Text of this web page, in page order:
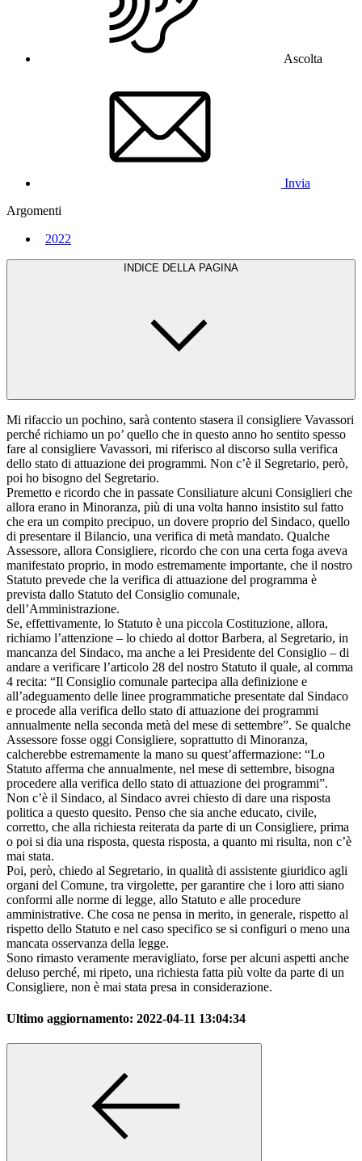
Ascolta
Invia
Argomenti
2022
INDICE DELLA PAGINA
Mi rifaccio un pochino, sarà contento stasera il consigliere Vavassori
perché richiamo un po’ quello che in questo anno ho sentito spesso
fare al consigliere Vavassori, mi riferisco al discorso sulla verifica
dello stato di attuazione dei programmi. Non c’è il Segretario, però,
poi ho bisogno del Segretario.
Premetto e ricordo che in passate Consiliature alcuni Consiglieri che
allora erano in Minoranza, più di una volta hanno insistito sul fatto
che era un compito precipuo, un dovere proprio del Sindaco, quello
di presentare il Bilancio, una verifica di metà mandato. Qualche
Assessore, allora Consigliere, ricordo che con una certa foga aveva
manifestato proprio, in modo estremamente importante, che il nostro
Statuto prevede che la verifica di attuazione del programma è
prevista dallo Statuto del Consiglio comunale,
dell’Amministrazione.
Se, effettivamente, lo Statuto è una piccola Costituzione, allora,
richiamo l’attenzione – lo chiedo al dottor Barbera, al Segretario, in
mancanza del Sindaco, ma anche a lei Presidente del Consiglio – di
andare a verificare l’articolo 28 del nostro Statuto il quale, al comma
4 recita: “Il Consiglio comunale partecipa alla definizione e
all’adeguamento delle linee programmatiche presentate dal Sindaco
e procede alla verifica dello stato di attuazione dei programmi
annualmente nella seconda metà del mese di settembre”. Se qualche
Assessore fosse oggi Consigliere, soprattutto di Minoranza,
calcherebbe estremamente la mano su quest’affermazione: “Lo
Statuto afferma che annualmente, nel mese di settembre, bisogna
procedere alla verifica dello stato di attuazione dei programmi”.
Non c’è il Sindaco, al Sindaco avrei chiesto di dare una risposta
politica a questo quesito. Penso che sia anche educato, civile,
corretto, che alla richiesta reiterata da parte di un Consigliere, prima
o poi si dia una risposta, questa risposta, a quanto mi risulta, non c’è
mai stata.
Poi, però, chiedo al Segretario, in qualità di assistente giuridico agli
organi del Comune, tra virgolette, per garantire che i loro atti siano
conformi alle norme di legge, allo Statuto e alle procedure
amministrative. Che cosa ne pensa in merito, in generale, rispetto al
rispetto dello Statuto e nel caso specifico se si configuri o meno una
mancata osservanza della legge.
Sono rimasto veramente meravigliato, forse per alcuni aspetti anche
deluso perché, mi ripeto, una richiesta fatta più volte da parte di un
Consigliere, non è mai stata presa in considerazione.
Ultimo aggiornamento: 2022-04-11 13:04:34